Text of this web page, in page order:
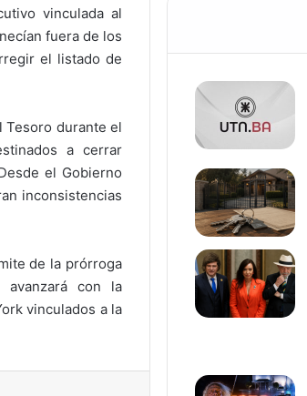
vinculada al
fuera de los
el listado de
Tesoro durante el
a cerrar
el Gobierno
inconsistencias
de la prórroga
avanzará con la
vinculados a la